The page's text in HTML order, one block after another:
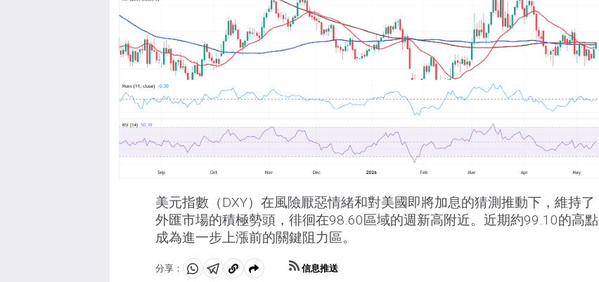
美元指數（DXY）在風險厭惡情緒和對美國即將加息的猜測推動下，維持了
外匯市場的積極勢頭，徘徊在98.60區域的週新高附近。近期約99.10的高點
成為進一步上漲前的關鍵阻力區。
分享：
分
分
複
信息推送